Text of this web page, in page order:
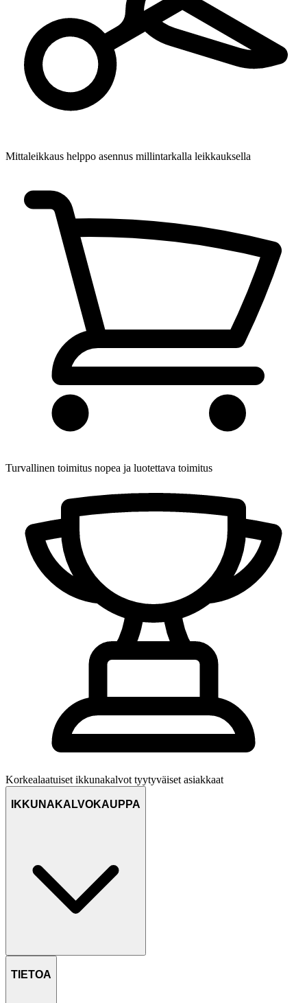
Mittaleikkaus helppo asennus millintarkalla leikkauksella
Turvallinen toimitus nopea ja luotettava toimitus
Korkealaatuiset ikkunakalvot tyytyväiset asiakkaat
IKKUNAKALVOKAUPPA
TIETOA